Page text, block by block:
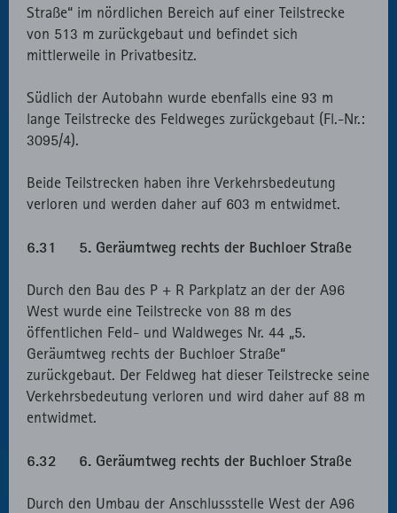
Straße“ im nördlichen Bereich auf einer Teilstrecke
von 513 m zurückgebaut und befindet sich
mittlerweile in Privatbesitz.
Südlich der Autobahn wurde ebenfalls eine 93 m
lange Teilstrecke des Feldweges zurückgebaut (Fl.-Nr.:
3095/4).
Beide Teilstrecken haben ihre Verkehrsbedeutung
verloren und werden daher auf 603 m entwidmet.
6.31 5. Geräumtweg rechts der Buchloer Straße
Durch den Bau des P + R Parkplatz an der der A96
West wurde eine Teilstrecke von 88 m des
öffentlichen Feld- und Waldweges Nr. 44 „5.
Geräumtweg rechts der Buchloer Straße“
zurückgebaut. Der Feldweg hat dieser Teilstrecke seine
Verkehrsbedeutung verloren und wird daher auf 88 m
entwidmet.
6.32 6. Geräumtweg rechts der Buchloer Straße
Durch den Umbau der Anschlussstelle West der A96